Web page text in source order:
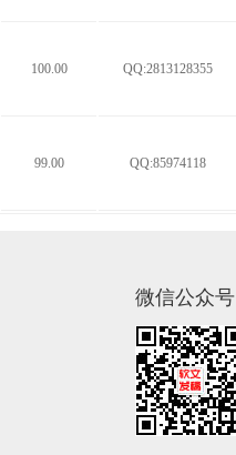
100.00 QQ:2813128355
99.00 QQ:85974118
微信公众号